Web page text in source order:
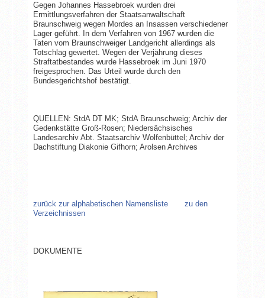
Gegen Johannes Hassebroek wurden drei
Ermittlungsverfahren der Staatsanwaltschaft
Braunschweig wegen Mordes an Insassen verschiedener
Lager geführt. In dem Verfahren von 1967 wurden die
Taten vom Braunschweiger Landgericht allerdings als
Totschlag gewertet. Wegen der Verjährung dieses
Straftatbestandes wurde Hassebroek im Juni 1970
freigesprochen. Das Urteil wurde durch den
Bundesgerichtshof bestätigt.
QUELLEN: StdA DT MK; StdA Braunschweig; Archiv der
Gedenkstätte Groß-Rosen; Niedersächsisches
Landesarchiv Abt. Staatsarchiv Wolfenbüttel; Archiv der
Dachstiftung Diakonie Gifhorn; Arolsen Archives
zurück zur alphabetischen Namensliste
zu den
Verzeichnissen
DOKUMENTE